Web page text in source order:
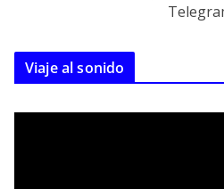
Viaje al sonido